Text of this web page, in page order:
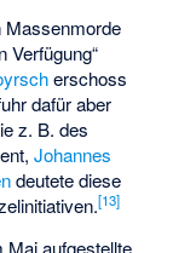
Massenmorde
Verfügung“
erschoss
dafür aber
z. B. des
Johannes
deutete diese
[13]
Mai aufgestellte